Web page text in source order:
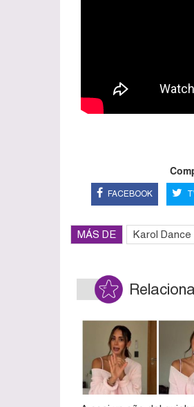
FACEBOOK
MÁS DE Karol Dance